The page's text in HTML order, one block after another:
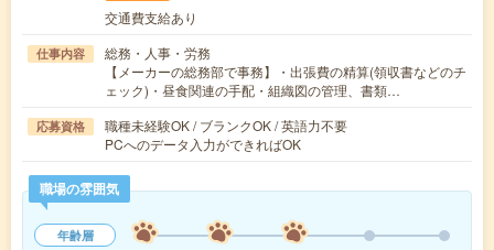
交通費支給あり
仕事内容
総務・人事・労務
【メーカーの総務部で事務】・出張費の精算(領収書などのチ
ェック)・昼食関連の手配・組織図の管理、書類…
応募資格
職種未経験OK / ブランクOK / 英語力不要
PCへのデータ入力ができればOK
職場の雰囲気
年齢層